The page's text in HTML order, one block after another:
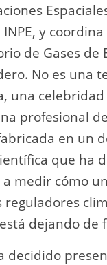
y coordina
de Gases de
No es una
una
profesional
en un
que ha
a medir cómo
reguladores
dejando de
decidido